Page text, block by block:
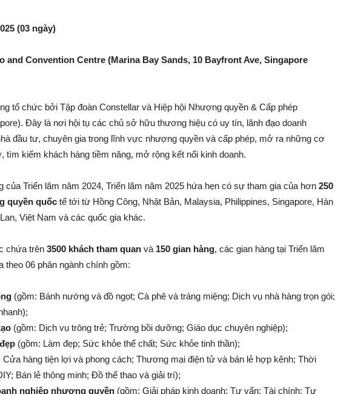
(03 ngày)
and Convention Centre (Marina Bay Sands, 10 Bayfront Ave, Singapore
tổ chức bởi Tập đoàn Constellar và Hiệp hội Nhượng quyền & Cấp phép
Đây là nơi hội tụ các chủ sở hữu thương hiệu có uy tín, lãnh đạo doanh
đầu tư, chuyên gia trong lĩnh vực nhượng quyền và cấp phép, mở ra những cơ
tìm kiếm khách hàng tiềm năng, mở rộng kết nối kinh doanh.
của Triển lãm năm 2024, Triển lãm năm 2025 hứa hẹn có sự tham gia của hơn 250
quyền quốc tế tới từ Hồng Công, Nhật Bản, Malaysia, Philippines, Singapore, Hàn
Việt Nam và các quốc gia khác.
chứa trên 3500 khách tham quan và 150 gian hàng, các gian hàng tại Triển lãm
theo 06 phân ngành chính gồm:
(gồm: Bánh nướng và đồ ngọt; Cà phê và tráng miệng; Dịch vụ nhà hàng trọn gói;
(gồm: Dịch vụ trông trẻ; Trường bồi dưỡng; Giáo dục chuyên nghiệp);
(gồm: Làm đẹp; Sức khỏe thể chất; Sức khỏe tinh thần);
Cửa hàng tiện lợi và phong cách; Thương mại điện tử và bán lẻ hợp kênh; Thời
Bán lẻ thông minh; Đồ thể thao và giải trí);
nghiệp nhượng quyền (gồm: Giải pháp kinh doanh; Tư vấn; Tài chính; Tư